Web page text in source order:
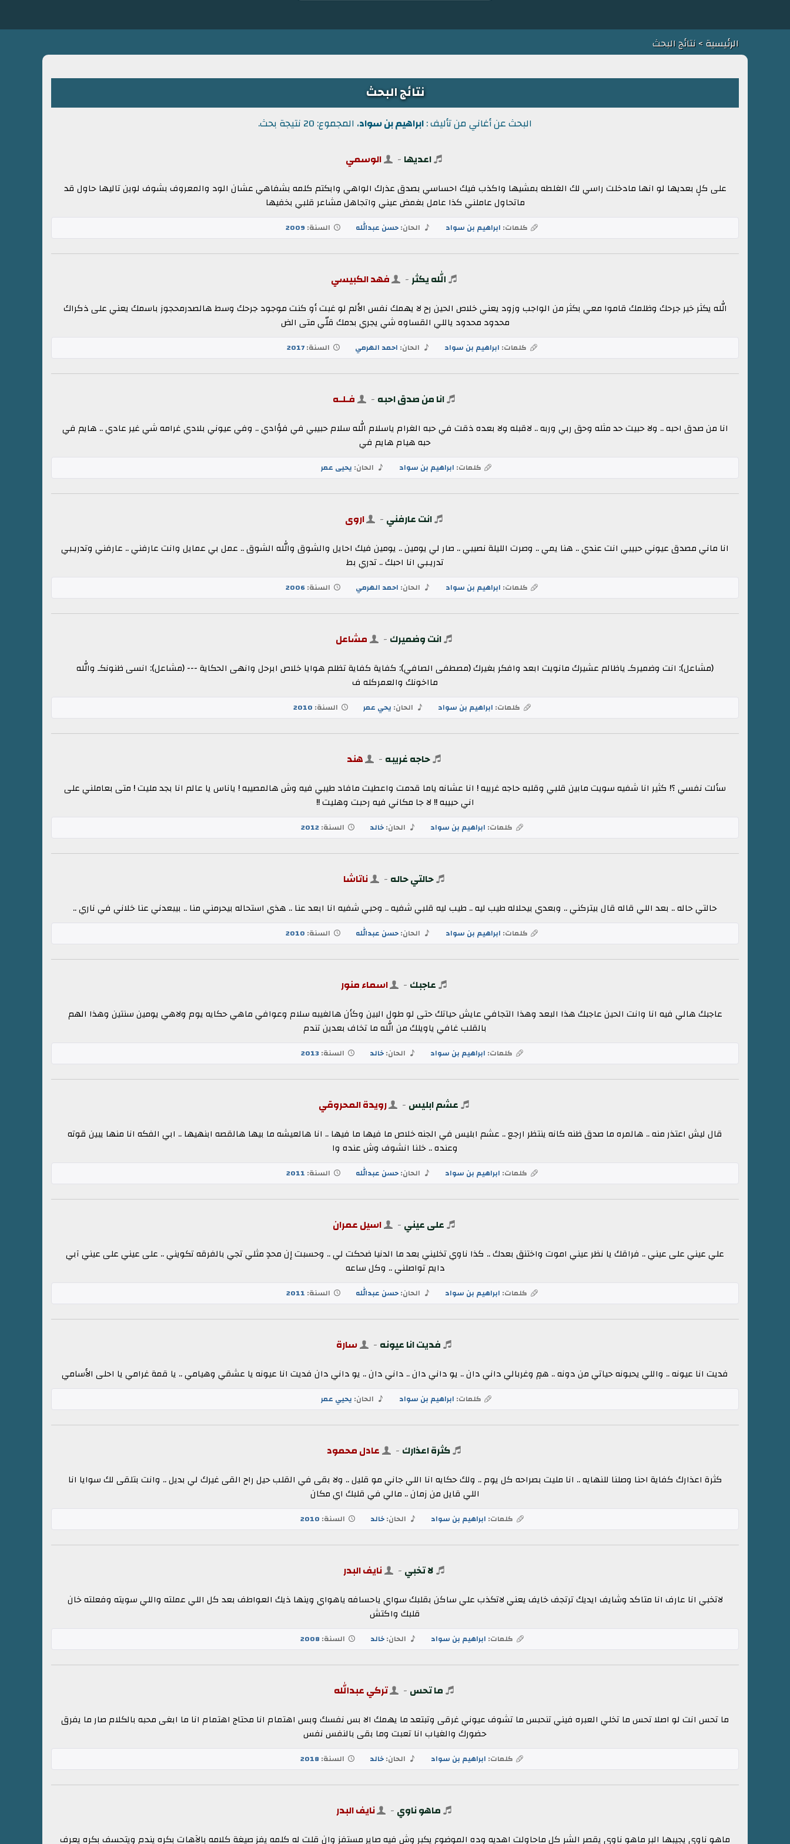
الرئيسية> نتائج البحث
نتائج البحث
البحث عن أغاني من تأليف :ابراهيم بن سواد، المجموع: 20 نتيجة بحث.
اعديها - الوسمي
على كلٍ بعديها لو انها مادخلت راسي لك الغلطه بمشيها واكذب فيك احساسي بصدق عذرك الواهي وابكتم كلمه بشفاهي عشان الود والمعروف بشوف لوين تاليها حاول قد
ماتحاول عاملني كذا عامل بغمض عيني واتجاهل مشاعر قلبي بخفيها
كلمات: ابراهيم بن سواد الحان:حسن عبدالله السنة:2009
الله يكثر- فهد الكبيسي
الله يكثر خير جرحك وظلمك قاموا معي بكثر من الواجب وزود يعني خلاص الحين رح لا يهمك نفس الألم لو غبت أو كنت موجود جرحك وسط هالصدرمحجوز باسمك يعني على ذكراك
محدود محدود ياللي القساوه شي يجري بدمك قلّي متى الض
كلمات: ابراهيم بن سواد الحان: احمد الهرمي السنة:2017
انا من صدق احبه - فـلـه
انا من صدق احبه .. ولا حبيت حد مثله وحق ربي وربه .. لاقبله ولا بعده ذقت في حبه الغرام ياسلام الله سلام حبيبي في فؤادي .. وفي عيوني بلادي غرامه شي غير عادي .. هايم في
حبه هيام هايم في
كلمات: ابراهيم بن سواد الحان: يحيى عمر
انت عارفني - اروى
انا ماني مصدق عيوني حبيبي انت عندي .. هنا يمي .. وصرت الليلة نصيبي .. صار لي يومين .. يومين فيك احايل والشوق والله الشوق .. عمل بي عمايل وانت عارفني .. عارفني وتدريـبي
تدريـبي انا احبك .. تدري بط
كلمات: ابراهيم بن سواد الحان: احمد الهرمي السنة:2006
انت وضميرك - مشاعل
(مشاعل): انت وضميركـ ياظالم عشيرك مانويت ابعد وافكر بغيرك (مصطفى الصافي): كفاية كفاية تظلم هوايا خلاص ابرحل وانهى الحكاية --- (مشاعل): انسى ظنونكـ والله
مااخونك والعمركله ف
كلمات: ابراهيم بن سواد الحان: يحي عمر السنة: 2010
حاجه غريبه - هند
سألت نفسي ؟! كثير انا شفيه سويت مابين قلبي وقلبه حاجه غريبه ! انا عشانه ياما قدمت واعطيت مافاد طيبي فيه وش هالمصيبه ! ياناس يا عالم انا بجد مليت ! متى بعاملني على
اني حبيبه !! لا جا مكاني فيه رحبت وهليت !!
كلمات: ابراهيم بن سواد الحان:خالد السنة:2012
حالتي حاله - ناتاشا
حالتي حاله .. بعد اللي قاله قال بيتركني .. وبعدي بيحلاله طيب ليه .. طيب ليه قلبي شفيه .. وحبي شفيه انا ابعد عنا .. هذي استحاله بيحرمني منا .. بيبعدني عنا خلاني في ناري ..
كلمات: ابراهيم بن سواد الحان:حسن عبدالله السنة: 2010
عاجبك - اسماء منور
عاجبك هالي فيه انا وانت الحين عاجبك هذا البعد وهذا التجافي عايش حياتك حتى لو طول البين وكأن هالغيبه سلام وعوافي ماهي حكايه يوم ولاهي يومين سنتين وهذا الهم
بالقلب غافي ياويلك من الله ما تخاف بعدين تندم
كلمات: ابراهيم بن سواد الحان:خالد السنة:2013
عشم ابليس - رويدة المحروقي
قال ليش اعتذر منه .. هالمره ما صدق ظنه كانه ينتظر ارجع .. عشم ابليس في الجنه خلاص ما فيها ما فيها .. انا هالعيشه ما بيها هالقصه ابنهيها .. ابي الفكه انا منها يبين قوته
وعنده .. خلنا انشوف وش عنده وا
كلمات: ابراهيم بن سواد الحان:حسن عبدالله السنة: 2011
على عيني - اسيل عمران
علي عيني على عيني .. فراقك يا نظر عيني اموت واختنق بعدك .. كذا ناوي تخليني بعد ما الدنيا ضحكت لي .. وحسبت إن محدٍ مثلي تجي بالفرقه تكويني .. على عيني على عيني آبي
دايم تواصلني .. وكل ساعه
كلمات: ابراهيم بن سواد الحان:حسن عبدالله السنة: 2011
فديت انا عيونه - سارة
فديت انا عيونه .. واللي يحبونه حياتي من دونه .. همٍ وغربالي داني دان .. يو داني دان .. داني دان .. يو داني دان فديت انا عيونه يا عشقي وهيامي .. يا قمة غرامي يا احلى الأسامي
كلمات: ابراهيم بن سواد الحان: يحيي عمر
كثرة اعذارك - عادل محمود
كثرة اعذارك كفاية احنا وصلنا للنهايه .. انا مليت بصراحه كل يوم .. ولك حكايه انا اللي جاني مو قليل .. ولا بقى في القلب حيل راح القى غيرك لي بديل .. وانت بتلقى لك سوايا انا
اللي قايل من زمان .. مالي في قلبك اي مكان
كلمات: ابراهيم بن سواد الحان:خالد السنة: 2010
لا تخبي - نايف البدر
لاتخبي انا عارف انا متاكد وشايف ايديك ترتجف خايف يعني لاتكذب علي ساكن بقلبك سواي ياحسافه ياهواي وينها ذيك العواطف بعد كل اللي عملته واللي سويته وفعلته خان
قلبك واكتش
كلمات: ابراهيم بن سواد الحان:خالد السنة:2008
ما تحس - تركي عبدالله
ما تحس انت لو اصلا تحس ما تخلي العبره فيني تنحبس ما تشوف عيوني غرقى وتبتعد ما يهمك الا بس نفسك وبس اهتمام انا محتاج اهتمام انا ما ابغى محبه بالكلام صار ما يفرق
حضورك والغياب انا تعبت وما بقى بالنفس نفس
كلمات: ابراهيم بن سواد الحان:خالد السنة:2018
ماهو ناوي - نايف البدر
ماهو ناوي يجيبها البر ماهو ناوي يقصر الشر كل ماحاولت اهديه وده الموضوع يكبر وش فيه صاير مستفز وان قلت له كلمه يفز صيغة كلامه بالآهات بكره يندم ويتحسف بكره يعرف